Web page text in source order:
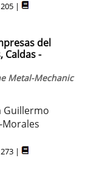
|
del
Caldas -
Metal-Mechanic
Guillermo
|